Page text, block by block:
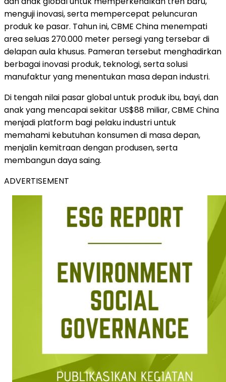
menguji inovasi, serta mempercepat peluncuran
produk ke pasar. Tahun ini, CBME China menempati
area seluas 270.000 meter persegi yang tersebar di
delapan aula khusus. Pameran tersebut menghadirkan
berbagai inovasi produk, teknologi, serta solusi
manufaktur yang menentukan masa depan industri.
Di tengah nilai pasar global untuk produk ibu, bayi, dan
anak yang mencapai sekitar US$88 miliar, CBME China
menjadi platform bagi pelaku industri untuk
memahami kebutuhan konsumen di masa depan,
menjalin kemitraan dengan produsen, serta
membangun daya saing.
ADVERTISEMENT